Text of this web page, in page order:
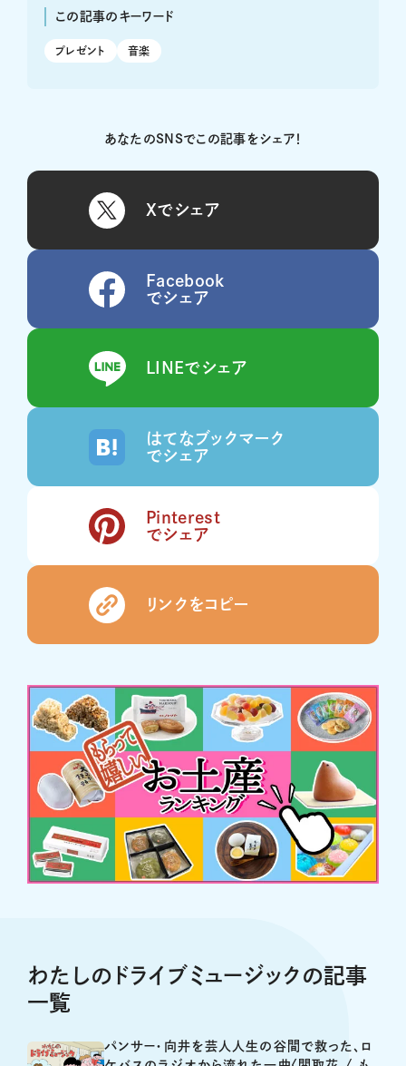
この記事のキーワード
プレゼント 音楽
あなたのSNSでこの記事をシェア！
Xでシェア
Facebook
でシェア
LINEでシェア
はてなブックマーク
でシェア
Pinterest
でシェア
リンクをコピー
わたしのドライブミュージックの記事
一覧
パンサー・向井を芸人人生の谷間で救った、ロ